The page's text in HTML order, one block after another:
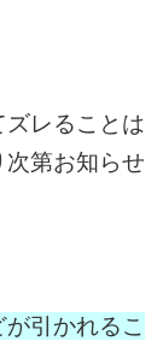
レることは
第お知らせ
引かれるこ